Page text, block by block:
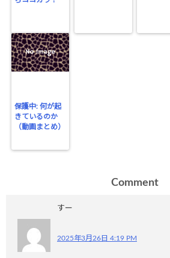
保護中: 何が起
きているのか
（動画まとめ）
Comment
すー
2025年3月26日 4:19 PM